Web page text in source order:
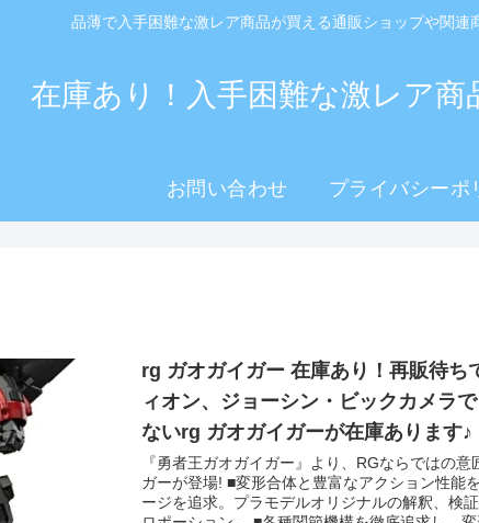
品薄で入手困難な激レア商品が買える通販ショップや関連
在庫あり！入手困難な激レア商
お問い合わせ プライバシーポ
rg ガオガイガー 在庫あり！再販待ち
ィオン、ジョーシン・ビックカメラ
ないrg ガオガイガーが在庫あります♪
『勇者王ガオガイガー』より、RGならではの意
ガーが登場! ■変形合体と豊富なアクション性能
ージを追求。プラモデルオリジナルの解釈、検